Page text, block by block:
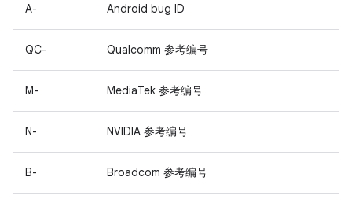
A- Android bug ID
QC- Qualcomm 参考编号
M- MediaTek 参考编号
N- NVIDIA 参考编号
B- Broadcom 参考编号